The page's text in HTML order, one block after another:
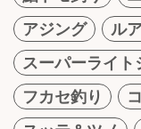
アジング
ル
スーパーライト
フカセ釣り